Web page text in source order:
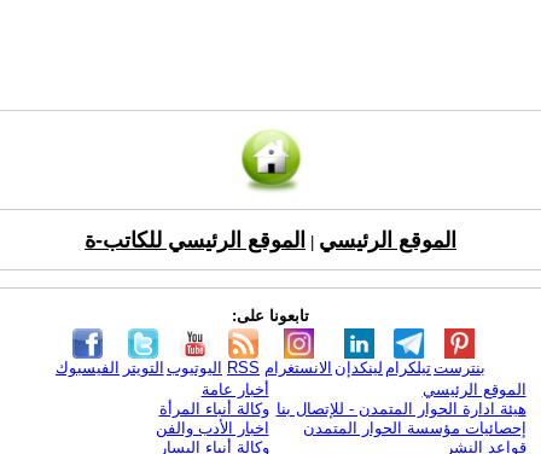
الموقع الرئيسي الموقع الرئيسي للكاتب-ة
تابعونا على:
الفيسبوك التويتر اليوتيوب RSS الانستغرام لينكدإن تيلكرامبنترست
الموقع الرئيسي
هيئة ادارة الحوار المتمدن - للإتصال بنا
إحصائيات مؤسسة الحوار المتمدن
قواعد النشر
أخبار عامة
وكالة أنباء المرأة
اخبار الأدب والفن
وكالة أنباء اليسار